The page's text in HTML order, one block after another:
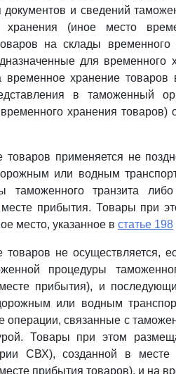
документов и сведений
(иное место
на склады
для временного
хранение товаров
в таможенный
хранения товаров)
применяется не
или водным
таможенного транзита
прибытия. Товары при
место, указанное в статье 198
не осуществляется,
процедуры
прибытия), и
или водным
связанные с
Товары при этом
СВХ), созданной в
прибытия товаров), и на